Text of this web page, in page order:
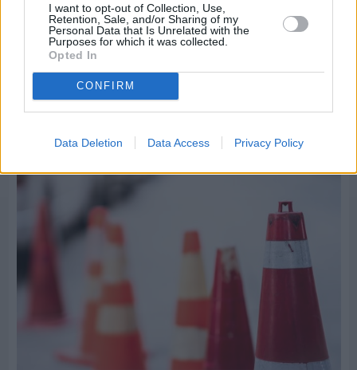
I want to opt-out of Collection, Use,
Retention, Sale, and/or Sharing of my
Personal Data that Is Unrelated with the
Purposes for which it was collected.
Opted In
CONFIRM
Data Deletion Data Access Privacy Policy
Πριν 9 ημέρες
Τρίτος στη σφαιροβολία στη διεθνή συνάντηση
Ελλάδας–Κύπρου Κ18 ο Δημήτρης Τέλλιος